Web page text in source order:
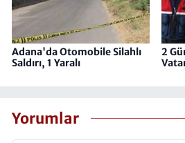
Adana'da Otomobile Silahlı
Saldırı, 1 Yaralı
2
Yorumlar